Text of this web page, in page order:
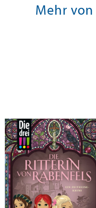
Mehr